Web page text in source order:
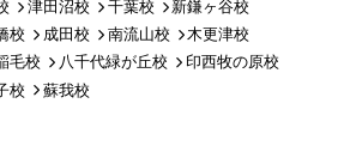
津田沼校 千葉校
新鎌ヶ谷校
校 成田校 南流山校
木更津校
毛校 八千代緑が丘校
印西牧の原校
校 蘇我校